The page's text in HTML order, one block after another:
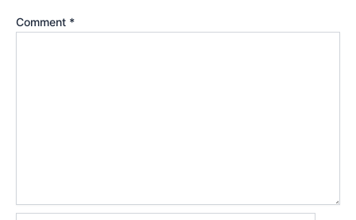
Comment *